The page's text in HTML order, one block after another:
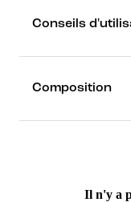
Conseils
Composition
Il n'y a